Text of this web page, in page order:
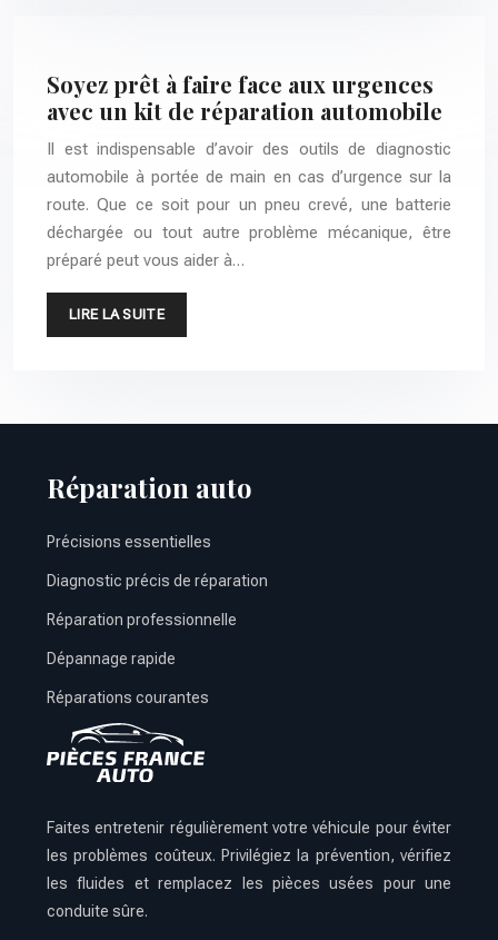
Soyez prêt à faire face aux urgences
avec un kit de réparation automobile
Il est indispensable d’avoir des outils de diagnostic
automobile à portée de main en cas d’urgence sur la
route. Que ce soit pour un pneu crevé, une batterie
déchargée ou tout autre problème mécanique, être
préparé peut vous aider à…
LIRE LA SUITE
Réparation auto
Précisions essentielles
Diagnostic précis de réparation
Réparation professionnelle
Dépannage rapide
Réparations courantes
Faites entretenir régulièrement votre véhicule pour éviter
les problèmes coûteux. Privilégiez la prévention, vérifiez
les fluides et remplacez les pièces usées pour une
conduite sûre.